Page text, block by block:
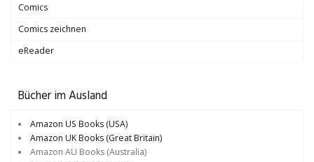
Comics
Comics zeichnen
eReader
Bücher im Ausland
Amazon US Books (USA)
Amazon UK Books (Great Britain)
Amazon AU Books (Australia)